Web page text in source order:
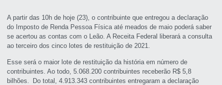
A partir das 10h de hoje (23), o contribuinte que entregou a declaração
do Imposto de Renda Pessoa Física até meados de maio poderá saber
se acertou as contas com o Leão. A Receita Federal liberará a consulta
ao terceiro dos cinco lotes de restituição de 2021.
Esse será o maior lote de restituição da história em número de
contribuintes. Ao todo, 5.068.200 contribuintes receberão R$ 5,8
bilhões. Do total, 4.913.343 contribuintes entregaram a declaração